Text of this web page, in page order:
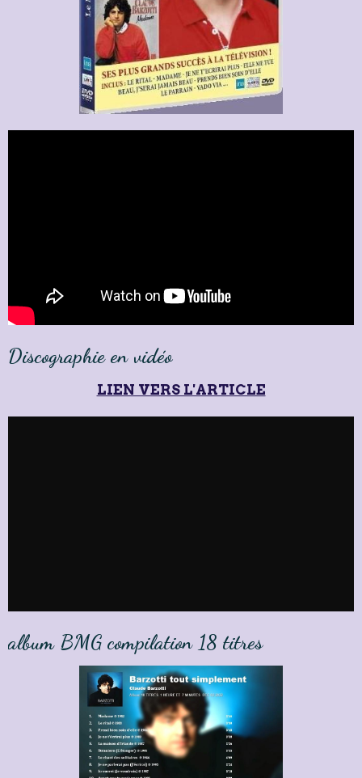
Discographie en vidéo
LIEN VERS L'ARTICLE
album BMG compilation 18 titres